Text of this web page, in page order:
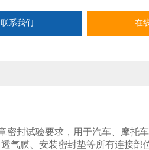
联系我们 在
密封试验要求，用于汽车、摩托
气膜、安装密封垫等所有连接部